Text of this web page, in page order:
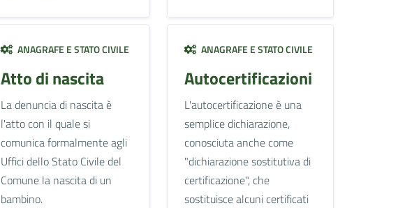
ANAGRAFE E STATO CIVILE
Atto di nascita
La denuncia di nascita è
l'atto con il quale si
comunica formalmente agli
Uffici dello Stato Civile del
Comune la nascita di un
bambino.
ANAGRAFE E STATO CIVILE
Autocertificazioni
L'autocertificazione è una
semplice dichiarazione,
conosciuta anche come
"dichiarazione sostitutiva di
certificazione", che
sostituisce alcuni certificati